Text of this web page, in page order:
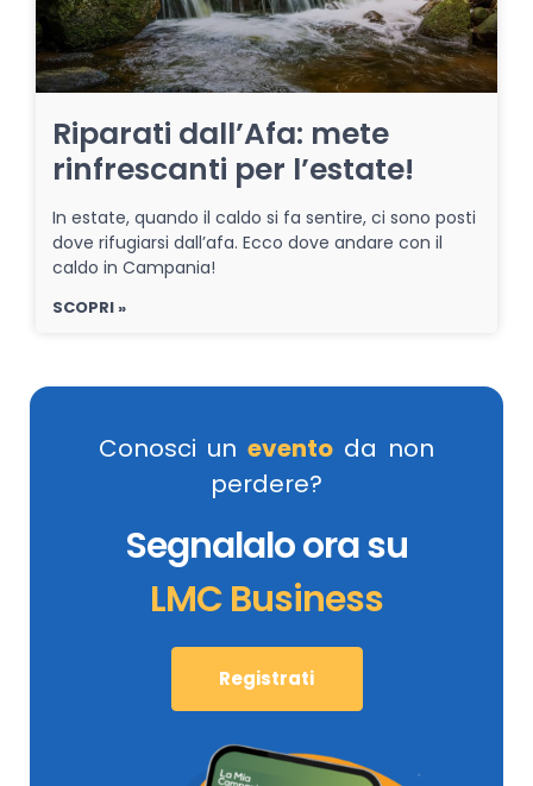
Riparati dall’Afa: mete
rinfrescanti per l’estate!
In estate, quando il caldo si fa sentire, ci sono posti
dove rifugiarsi dall’afa. Ecco dove andare con il
caldo in Campania!
SCOPRI »
Conosci un evento da non
perdere?
Segnalalo ora su
LMC Business
Registrati